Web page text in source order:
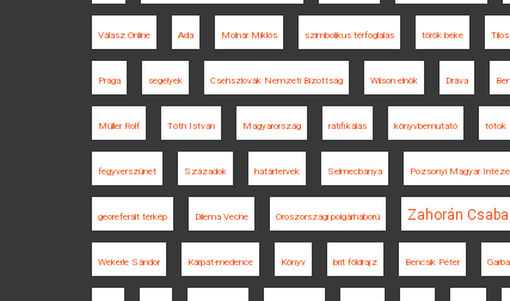
Válasz Online Ada Molnár Miklós szimbolikus térfoglalás török béke Tilos
Prága segélyek Csehszlovák Nemzeti Bizottság Wilson elnök Dráva
Müller Rolf Tóth István Magyarország ratifikálás könyvbemutató tótok
fegyverszünet Századok határtervek Selmecbánya Pozsonyi Magyar
georeferált térkép Dilema Veche Oroszországi polgárháború Zahorán Csaba
Wekerle Sándor Kárpát-medence Könyv brit földrajz Bencsik Péter